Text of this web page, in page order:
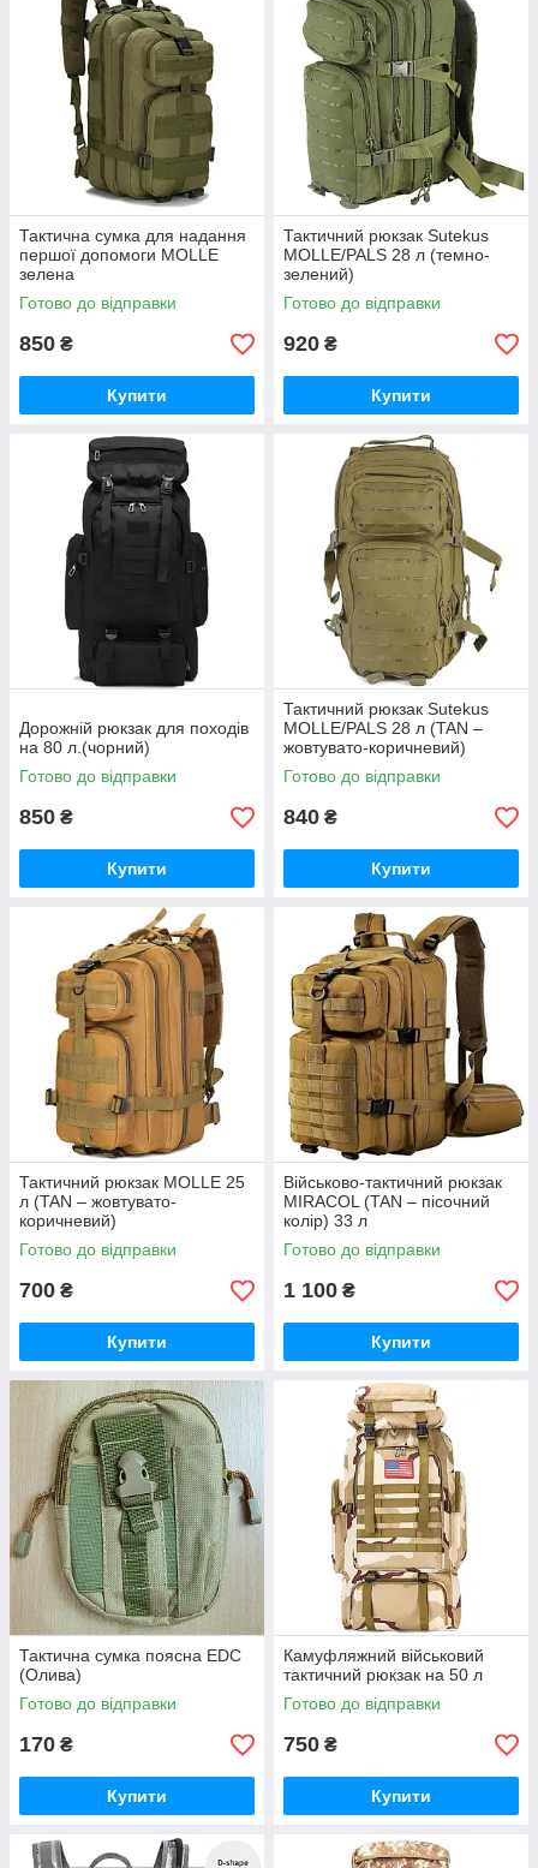
Тактична сумка для надання
першої допомоги MOLLE
зелена
Готово до відправки
850 ₴
Купити
Тактичний рюкзак Sutekus
MOLLE/PALS 28 л (темно-
зелений)
Готово до відправки
920 ₴
Купити
Дорожній рюкзак для походів
на 80 л.(чорний)
Готово до відправки
850 ₴
Купити
Тактичний рюкзак Sutekus
MOLLE/PALS 28 л (TAN –
жовтувато-коричневий)
Готово до відправки
840 ₴
Купити
Тактичний рюкзак MOLLE 25
л (TAN – жовтувато-
коричневий)
Готово до відправки
700 ₴
Купити
Військово-тактичний рюкзак
MIRACOL (TAN – пісочний
колір) 33 л
Готово до відправки
1 100 ₴
Купити
Тактична сумка поясна EDC
(Олива)
Готово до відправки
170 ₴
Купити
Камуфляжний військовий
тактичний рюкзак на 50 л
Готово до відправки
750 ₴
Купити